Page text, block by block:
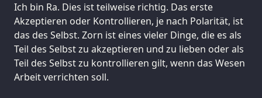
Ich bin Ra. Dies ist teilweise richtig. Das erste
Akzeptieren oder Kontrollieren, je nach Polarität, ist
das des Selbst. Zorn ist eines vieler Dinge, die es als
Teil des Selbst zu akzeptieren und zu lieben oder als
Teil des Selbst zu kontrollieren gilt, wenn das Wesen
Arbeit verrichten soll.